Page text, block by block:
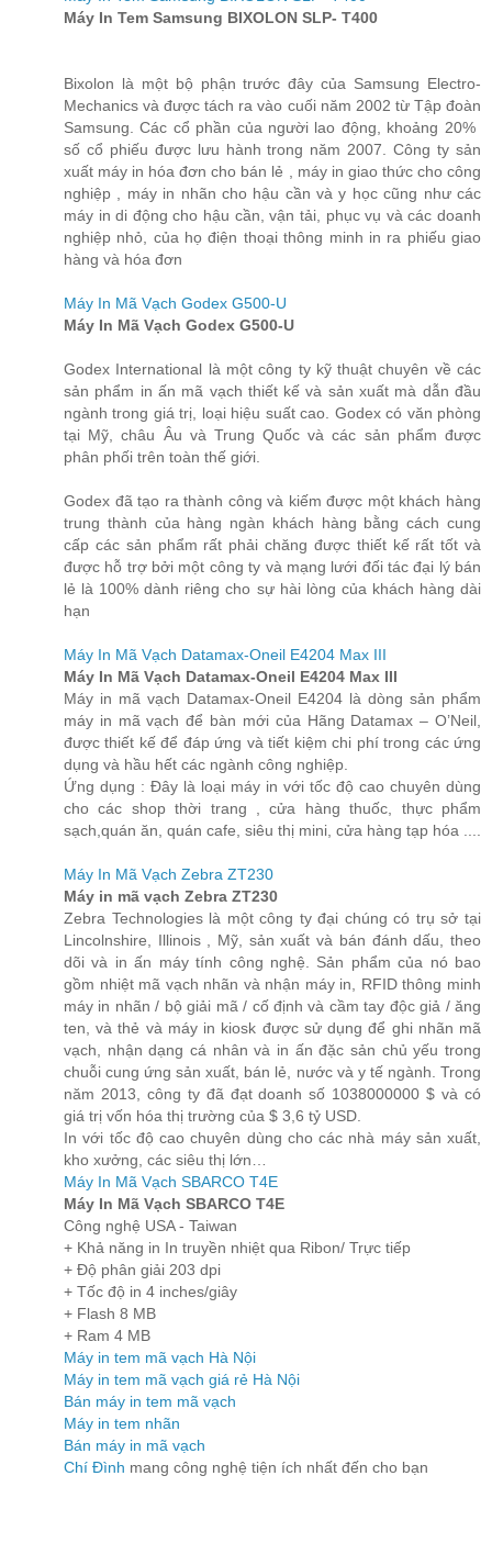
Máy In Tem Samsung BIXOLON SLP- T400
Bixolon là một bộ phận trước đây của Samsung Electro-
Mechanics và được tách ra vào cuối năm 2002 từ Tập đoàn
Samsung. Các cổ phần của người lao động, khoảng 20% ​​
số cổ phiếu được lưu hành trong năm 2007. Công ty sản
xuất máy in hóa đơn cho bán lẻ , máy in giao thức cho công
nghiệp , máy in nhãn cho hậu cần và y học cũng như các
máy in di động cho hậu cần, vận tải, phục vụ và các doanh
nghiệp nhỏ, của họ điện thoại thông minh in ra phiếu giao
hàng và hóa đơn
Máy In Mã Vạch Godex G500-U
Máy In Mã Vạch Godex G500-U
Godex International là một công ty kỹ thuật chuyên về các
sản phẩm in ấn mã vạch thiết kế và sản xuất mà dẫn đầu
ngành trong giá trị, loại hiệu suất cao. Godex có văn phòng
tại Mỹ, châu Âu và Trung Quốc và các sản phẩm được
phân phối trên toàn thế giới.
Godex đã tạo ra thành công và kiếm được một khách hàng
trung thành của hàng ngàn khách hàng bằng cách cung
cấp các sản phẩm rất phải chăng được thiết kế rất tốt và
được hỗ trợ bởi một công ty và mạng lưới đối tác đại lý bán
lẻ là 100% dành riêng cho sự hài lòng của khách hàng dài
hạn
Máy In Mã Vạch Datamax-Oneil E4204 Max III
Máy In Mã Vạch Datamax-Oneil E4204 Max III
Máy in mã vạch Datamax-Oneil E4204 là dòng sản phẩm
máy in mã vạch để bàn mới của Hãng Datamax – O’Neil,
được thiết kế để đáp ứng và tiết kiệm chi phí trong các ứng
dụng và hầu hết các ngành công nghiệp.
Ứng dụng : Đây là loại máy in với tốc độ cao chuyên dùng
cho các shop thời trang , cửa hàng thuốc, thực phẩm
sạch,quán ăn, quán cafe, siêu thị mini, cửa hàng tạp hóa ....
Máy In Mã Vạch Zebra ZT230
Máy in mã vạch Zebra ZT230
Zebra Technologies là một công ty đại chúng có trụ sở tại
Lincolnshire, Illinois , Mỹ, sản xuất và bán đánh dấu, theo
dõi và in ấn máy tính công nghệ. Sản phẩm của nó bao
gồm nhiệt mã vạch nhãn và nhận máy in, RFID thông minh
máy in nhãn / bộ giải mã / cố định và cầm tay độc giả / ăng
ten, và thẻ và máy in kiosk được sử dụng để ghi nhãn mã
vạch, nhận dạng cá nhân và in ấn đặc sản chủ yếu trong
chuỗi cung ứng sản xuất, bán lẻ, nước và y tế ngành. Trong
năm 2013, công ty đã đạt doanh số 1038000000 $ và có
giá trị vốn hóa thị trường của $ 3,6 tỷ USD.
In với tốc độ cao chuyên dùng cho các nhà máy sản xuất,
kho xưởng, các siêu thị lớn…
Máy In Mã Vạch SBARCO T4E
Máy In Mã Vạch SBARCO T4E
Công nghệ USA - Taiwan
+ Khả năng in In truyền nhiệt qua Ribon/ Trực tiếp
+ Độ phân giải 203 dpi
+ Tốc độ in 4 inches/giây
+ Flash 8 MB
+ Ram 4 MB
Máy in tem mã vạch Hà Nội
Máy in tem mã vạch giá rẻ Hà Nội
Bán máy in tem mã vạch
Máy in tem nhãn
Bán máy in mã vạch
Chí Đình mang công nghệ tiện ích nhất đến cho bạn